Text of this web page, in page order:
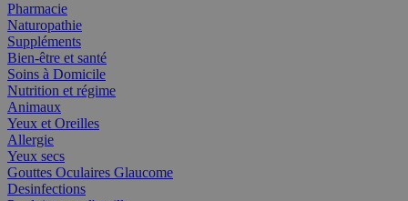
Pharmacie
Naturopathie
Suppléments
Bien-être et santé
Soins à Domicile
Nutrition et régime
Animaux
Yeux et Oreilles
Allergie
Yeux secs
Gouttes Oculaires Glaucome
Desinfections